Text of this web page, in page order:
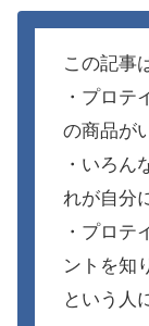
この記事
・プロテ
の商品が
・いろん
れが自分
・プロテ
ントを知
という人